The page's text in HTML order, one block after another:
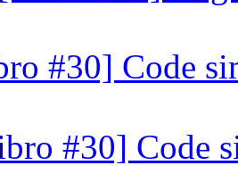
#30] Code
#30] Code